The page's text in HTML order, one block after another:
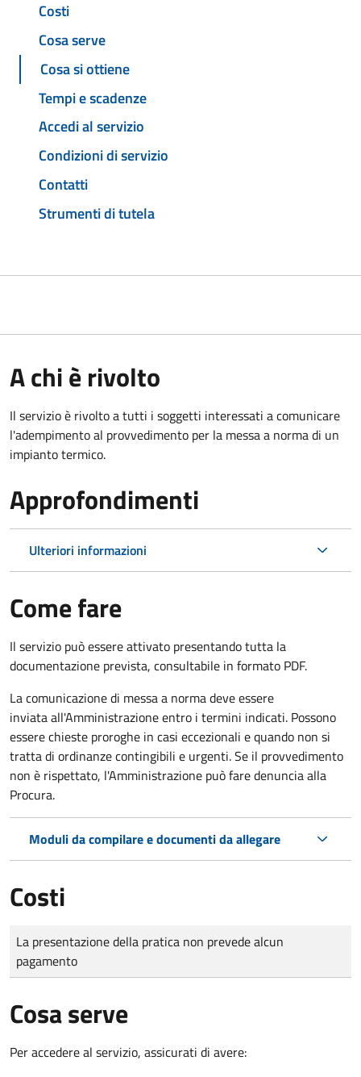
Costi
Cosa serve
Cosa si ottiene
Tempi e scadenze
Accedi al servizio
Condizioni di servizio
Contatti
Strumenti di tutela
A chi è rivolto
Il servizio è rivolto a tutti i soggetti interessati a comunicare
l'adempimento al provvedimento per la messa a norma di un
impianto termico.
Approfondimenti
Ulteriori informazioni
Come fare
Il servizio può essere attivato presentando tutta la
documentazione prevista, consultabile in formato PDF.
La comunicazione di messa a norma deve essere
inviata all'Amministrazione entro i termini indicati. Possono
essere chieste proroghe in casi eccezionali e quando non si
tratta di ordinanze contingibili e urgenti. Se il provvedimento
non è rispettato, l'Amministrazione può fare denuncia alla
Procura.
Moduli da compilare e documenti da allegare
Costi
Tipo di pagamento
Importo
La presentazione della pratica non prevede alcun
pagamento
Cosa serve
Per accedere al servizio, assicurati di avere: